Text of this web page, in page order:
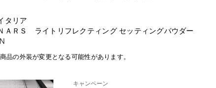
タリア
ＡＲＳ ライトリフレクティング セッティングパウダー
品の外装が変更となる可能性があります。
キャンペーン